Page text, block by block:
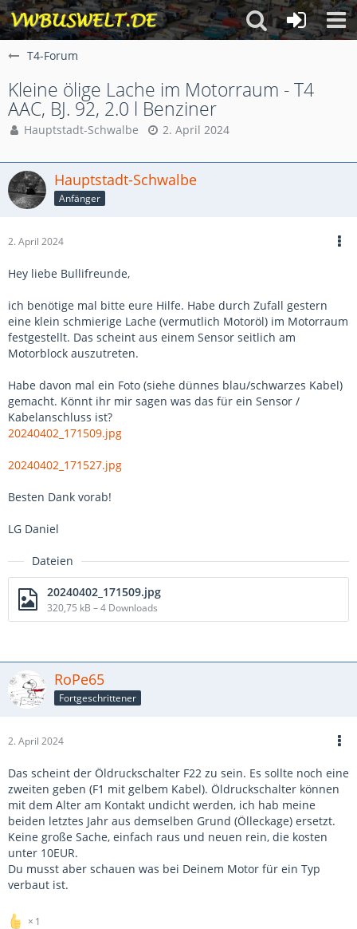
T4-Forum
Kleine ölige Lache im Motorraum - T4
AAC, BJ. 92, 2.0 l Benziner
Hauptstadt-Schwalbe 2. April 2024
Hauptstadt-Schwalbe
Anfänger
2. April 2024
Hey liebe Bullifreunde,
ich benötige mal bitte eure Hilfe. Habe durch Zufall gestern
eine klein schmierige Lache (vermutlich Motoröl) im Motorraum
festgestellt. Das scheint aus einem Sensor seitlich am
Motorblock auszutreten.
Habe davon mal ein Foto (siehe dünnes blau/schwarzes Kabel)
gemacht. Könnt ihr mir sagen was das für ein Sensor /
Kabelanschluss ist?
20240402_171509.jpg
20240402_171527.jpg
Besten Dank vorab!
LG Daniel
Dateien
20240402_171509.jpg
320,75 kB – 4 Downloads
RoPe65
Fortgeschrittener
2. April 2024
Das scheint der Öldruckschalter F22 zu sein. Es sollte noch eine
zweiten geben (F1 mit gelbem Kabel). Öldruckschalter können
mit dem Alter am Kontakt undicht werden, ich hab meine
beiden letztes Jahr aus demselben Grund (Ölleckage) ersetzt.
Keine große Sache, einfach raus und neuen rein, die kosten
unter 10EUR.
Du musst aber schauen was bei Deinem Motor für ein Typ
verbaut ist.
1